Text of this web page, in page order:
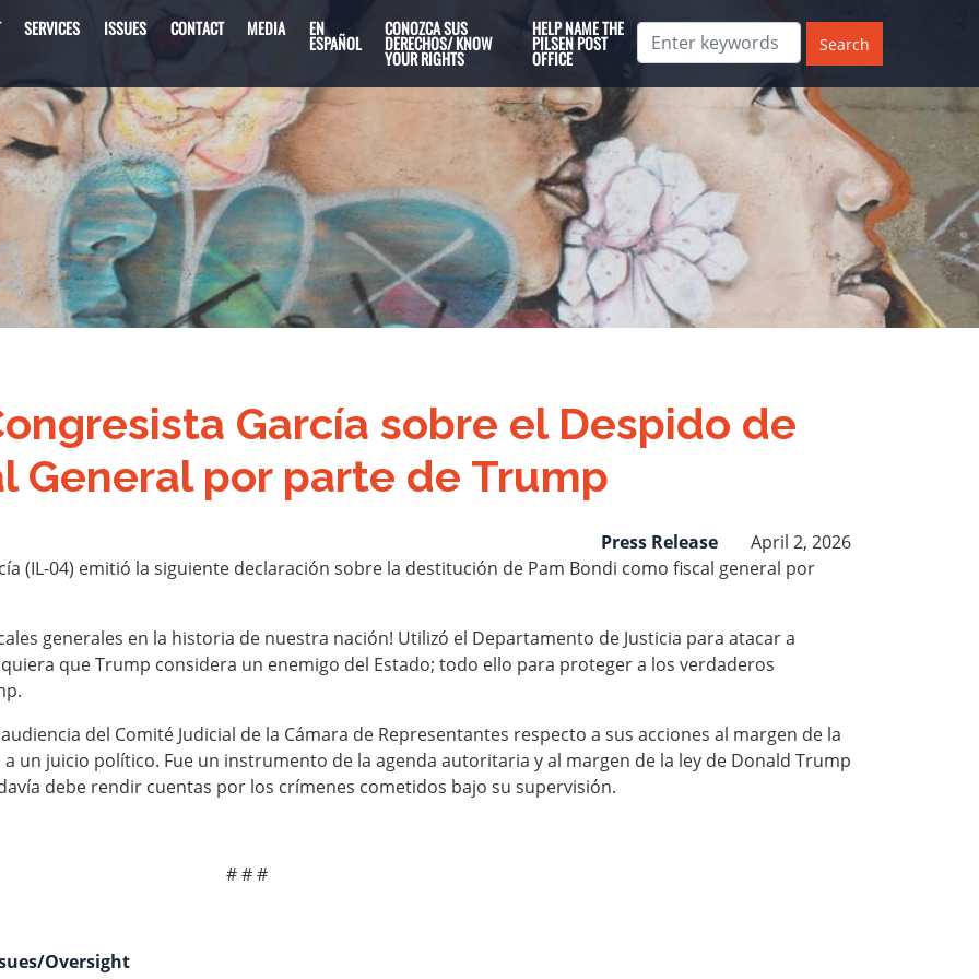
SERVICES ISSUES CONTACT MEDIA EN
ESPAÑOL
CONOZCA SUS
DERECHOS/ KNOW
YOUR RIGHTS
HELP NAME THE
PILSEN POST
OFFICE
García sobre el Despido de
General por parte de Trump
April 2, 2026
Press Release
(IL-04) emitió la siguiente declaración sobre la destitución de Pam Bondi como fiscal general por
generales en la historia de nuestra nación! Utilizó el Departamento de Justicia para atacar a
que Trump considera un enemigo del Estado; todo ello para proteger a los verdaderos
del Comité Judicial de la Cámara de Representantes respecto a sus acciones al margen de la
un juicio político. Fue un instrumento de la agenda autoritaria y al margen de la ley de Donald Trump
debe rendir cuentas por los crímenes cometidos bajo su supervisión.
# # #
Oversight